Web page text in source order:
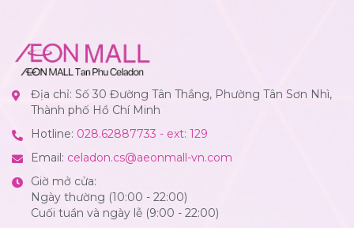
Địa chỉ: Số 30 Đường Tân Thắng, Phường Tân Sơn Nhì,
Thành phố Hồ Chí Minh
Hotline: 028.62887733 - ext: 129
Email: celadon.cs@aeonmall-vn.com
Giờ mở cửa:
Ngày thường (10:00 - 22:00)
Cuối tuần và ngày lễ (9:00 - 22:00)